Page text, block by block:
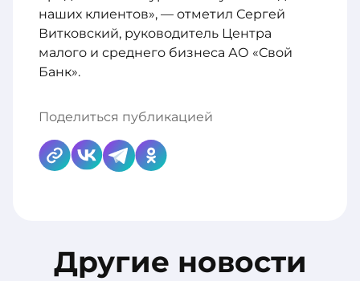
наших клиентов», — отметил Сергей
Витковский, руководитель Центра
малого и среднего бизнеса АО «Свой
Банк».
Поделиться публикацией
Другие новости